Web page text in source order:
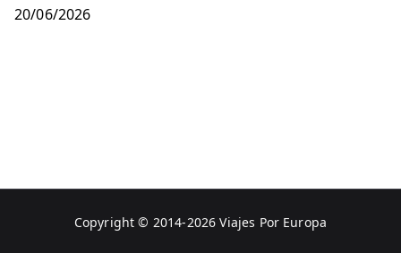
20/06/2026
Copyright © 2014-2026Viajes Por Europa